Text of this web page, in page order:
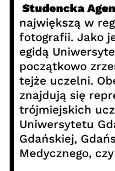
Studencka
największą w
fotografii. Jako
egidą
początkowo
tejże uczelni.
znajdują się
trójmiejskich
Uniwersytetu
Gdańskiej,
Medycznego,